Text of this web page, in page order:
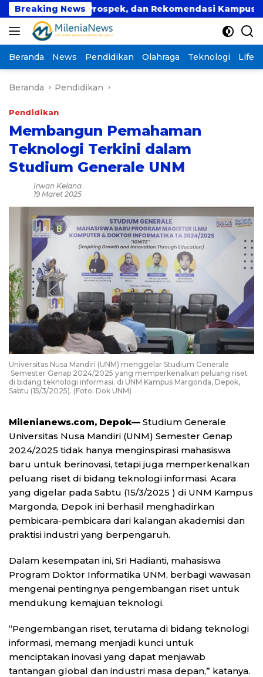
Langsung
ke
konten
Breaking News
Data Prospek, dan Rekomendasi Kampus
Beranda News Pendidikan Olahraga Teknologi
Beranda Pendidikan
Pendidikan
Membangun Pemahaman
Teknologi Terkini dalam
Studium Generale UNM
Irwan Kelana
19 Maret 2025
Universitas Nusa Mandiri (UNM) menggelar Studium Generale
Semester Genap 2024/2025 yang memperkenalkan peluang riset
di bidang teknologi informasi. di UNM Kampus Margonda, Depok,
Sabtu (15/3/2025). (Foto: Dok UNM)
Milenianews.com, Depok— Studium Generale
Universitas Nusa Mandiri (UNM) Semester Genap
2024/2025 tidak hanya menginspirasi mahasiswa
baru untuk berinovasi, tetapi juga memperkenalkan
peluang riset di bidang teknologi informasi. Acara
yang digelar pada Sabtu (15/3/2025 ) di UNM Kampus
Margonda, Depok ini berhasil menghadirkan
pembicara-pembicara dari kalangan akademisi dan
praktisi industri yang berpengaruh.
Dalam kesempatan ini, Sri Hadianti, mahasiswa
Program Doktor Informatika UNM, berbagi wawasan
mengenai pentingnya pengembangan riset untuk
mendukung kemajuan teknologi.
“Pengembangan riset, terutama di bidang teknologi
informasi, memang menjadi kunci untuk
menciptakan inovasi yang dapat menjawab
tantangan global dan industri masa depan,” katanya.